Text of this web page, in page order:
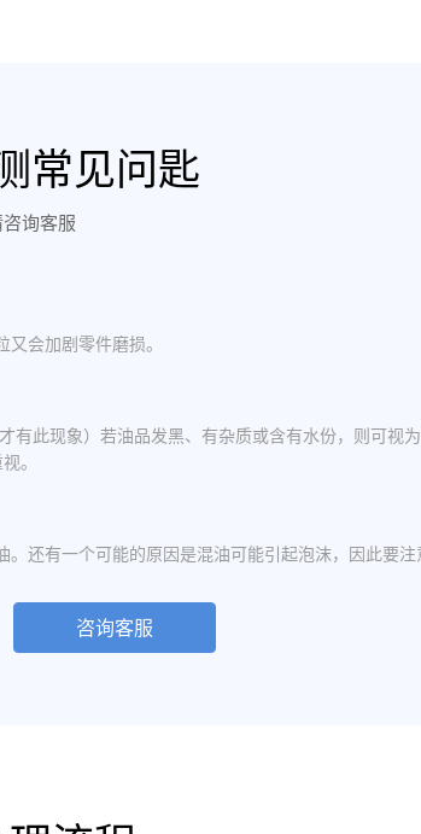
常见问匙
询客服
会加剧零件磨损。
此现象）若油品发黑、有杂质或含有水份，则可视
。
还有一个可能的原因是混油可能引起泡沫，因此要注
进入已开封的油桶中。具体操作中，设备应检查油封
咨询客服